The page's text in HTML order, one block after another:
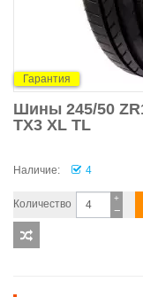
Гарантия
Шины 245/50
TX3 XL TL
Наличие: 4
Количество −
+